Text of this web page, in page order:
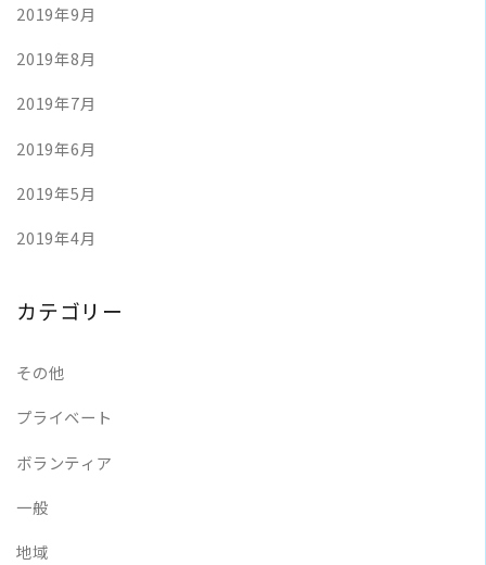
2019年9月
2019年8月
2019年7月
2019年6月
2019年5月
2019年4月
カテゴリー
その他
プライベート
ボランティア
一般
地域